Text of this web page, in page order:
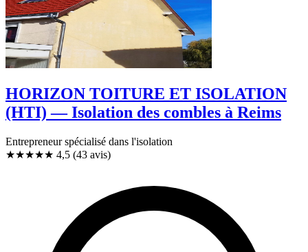
HORIZON TOITURE ET ISOLATION
(HTI) — Isolation des combles à Reims
Entrepreneur spécialisé dans l'isolation
★★★★★ 4,5 (43 avis)